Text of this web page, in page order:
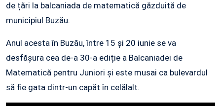
de țări la balcaniada de matematică găzduită de
municipiul Buzău.
Anul acesta în Buzău, între 15 și 20 iunie se va
desfășura cea de-a 30-a ediție a Balcaniadei de
Matematică pentru Juniori și este musai ca bulevardul
să fie gata dintr-un capăt în celălalt.